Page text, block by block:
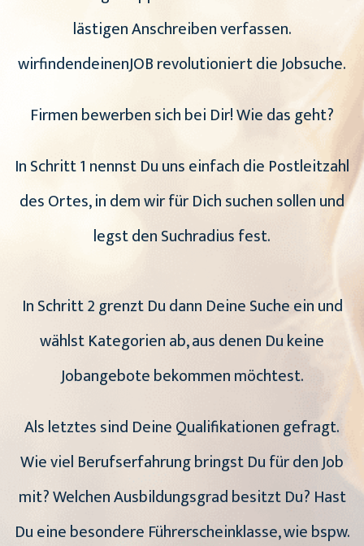
lästigen Anschreiben verfassen.
wirfindendeinenJOB revolutioniert die Jobsuche.
Firmen bewerben sich bei Dir! Wie das geht?
In Schritt 1 nennst Du uns einfach die Postleitzahl
des Ortes, in dem wir für Dich suchen sollen und
legst den Suchradius fest.
In Schritt 2 grenzt Du dann Deine Suche ein und
wählst Kategorien ab, aus denen Du keine
Jobangebote bekommen möchtest.
Als letztes sind Deine Qualifikationen gefragt.
Wie viel Berufserfahrung bringst Du für den Job
mit? Welchen Ausbildungsgrad besitzt Du? Hast
Du eine besondere Führerscheinklasse, wie bspw.